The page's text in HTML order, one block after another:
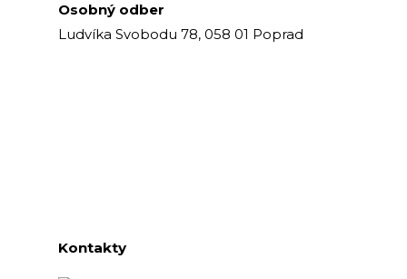
Osobný odber
Ludvíka Svobodu 78, 058 01 Poprad
Kontakty